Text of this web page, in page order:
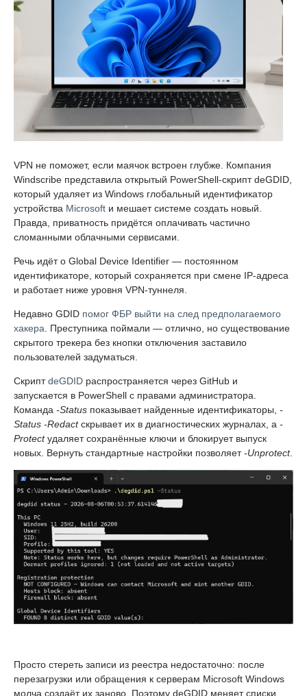
VPN не поможет, если маячок встроен глубже. Компания
Windscribe представила открытый PowerShell-скрипт deGDID,
который удаляет из Windows глобальный идентификатор
устройства Microsoft и мешает системе создать новый.
Правда, приватность придётся оплачивать частично
сломанными облачными сервисами.
Речь идёт о Global Device Identifier — постоянном
идентификаторе, который сохраняется при смене IP-адреса
и работает ниже уровня VPN-туннеля.
Недавно GDID помог ФБР выйти на след предполагаемого
хакера . Преступника поймали — отлично, но существование
скрытого трекера без кнопки отключения заставило
пользователей задуматься.
СкриптdeGDID распространяется через GitHub и
запускается в PowerShell с правами администратора.
Команда -Status показывает найденные идентификаторы, -
Status -Redactскрывает их в диагностических журналах, а -
Protectудаляет сохранённые ключи и блокирует выпуск
новых. Вернуть стандартные настройки позволяет-Unprotect.
Просто стереть записи из реестра недостаточно: после
перезагрузки или обращения к серверам Microsoft Windows
молча создаёт их заново. Поэтому deGDID меняет списки